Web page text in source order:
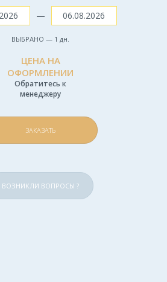
—
ВЫБРАНО — 1 дн.
ЦЕНА НА
ОФОРМЛЕНИИ
Обратитесь к
менеджеру
ЗАКАЗАТЬ
ВОЗНИКЛИ ВОПРОСЫ ?